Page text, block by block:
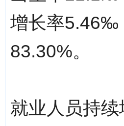
增长率5.46‰
83.30%。
就业人员持